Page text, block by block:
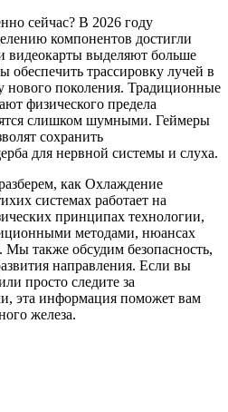
сейчас? В 2026 году
компонентов достигли
видеокарты выделяют больше
обеспечить трассировку лучей в
нового поколения. Традиционные
физического предела
слишком шумными. Геймеры
сохранить
для нервной системы и слуха.
как Охлаждение
системах работает на
принципах технологии,
методами, нюансах
также обсудим безопасность,
направления. Если вы
просто следите за
эта информация поможет вам
железа.